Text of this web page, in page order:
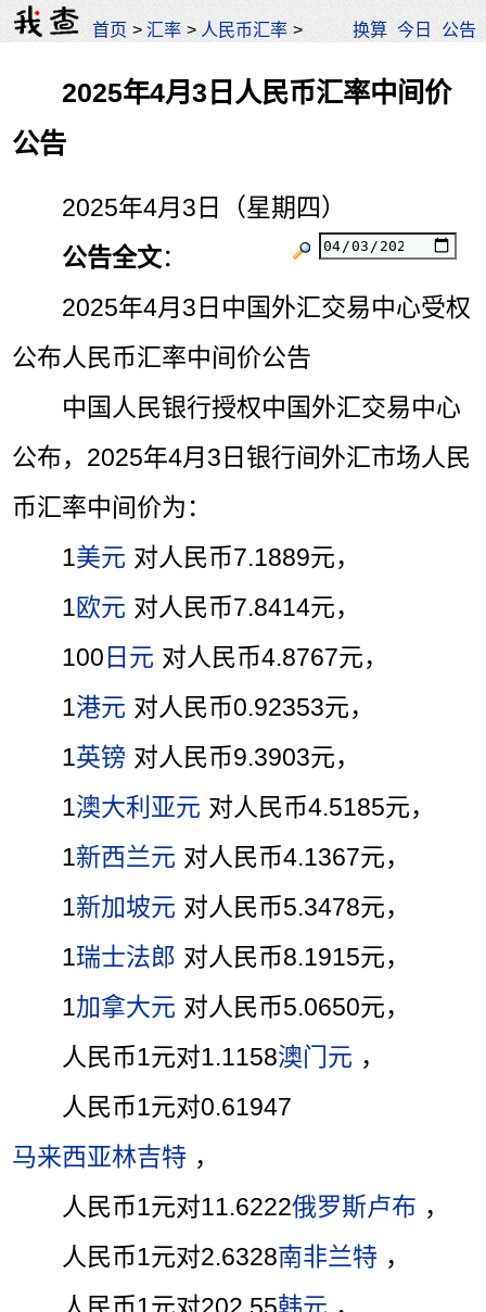
首页 >汇率 > 人民币汇率 > 换算 今日 公告
2025年4月3日人民币汇率中间价
公告
2025年4月3日（星期四）
公告全文：
2025年4月3日中国外汇交易中心受权
公布人民币汇率中间价公告
中国人民银行授权中国外汇交易中心
公布，2025年4月3日银行间外汇市场人民
币汇率中间价为：
1美元 对人民币7.1889元，
1欧元 对人民币7.8414元，
100 日元 对人民币4.8767元，
1港元 对人民币0.92353元，
1英镑 对人民币9.3903元，
1澳大利亚元 对人民币4.5185元，
1新西兰元 对人民币4.1367元，
1新加坡元 对人民币5.3478元，
1瑞士法郎 对人民币8.1915元，
1加拿大元 对人民币5.0650元，
人民币1元对1.1158澳门元 ，
人民币1元对0.61947
马来西亚林吉特 ，
人民币1元对11.6222俄罗斯卢布 ，
人民币1元对2.6328南非兰特 ，
人民币1元对202.55韩元 ，